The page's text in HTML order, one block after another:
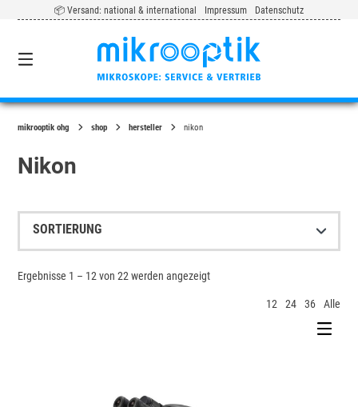
zum
📦 Versand: national & international Impressum Datenschutz
mikrooptik ohg shop hersteller nikon
Nikon
Ergebnisse 1 – 12 von 22 werden angezeigt
12 24 36 Alle